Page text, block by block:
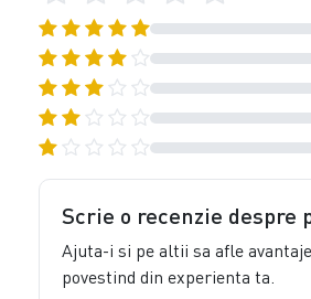
Scrie o recenzie despre
Ajuta-i si pe altii sa afle
povestind din experienta ta.